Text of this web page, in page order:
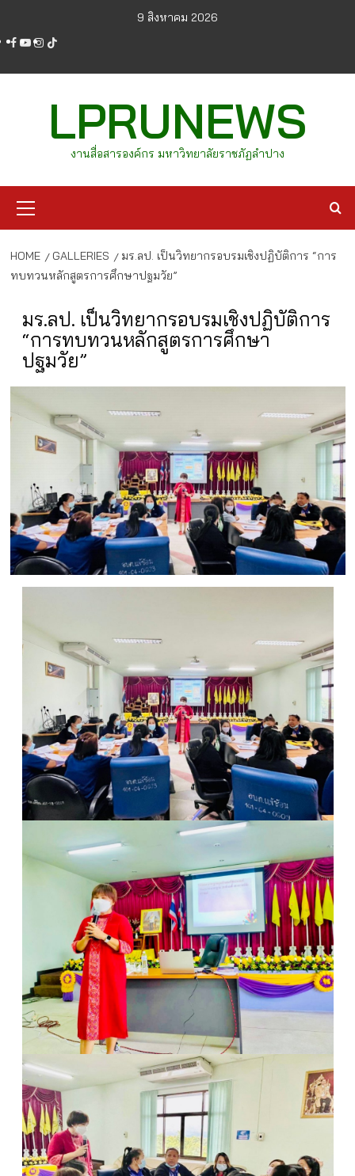
content
9 สิงหาคม 2026
facebook
youtube
instagram
tiktok
LPRUNEWS
งานสื่อสารองค์กร มหาวิทยาลัยราชภัฏลำปาง
Menu
HOME GALLERIES
มร.ลป. เป็นวิทยากรอบรมเชิงปฏิบัติการ “การ
ทบทวนหลักสูตรการศึกษาปฐมวัย”
มร.ลป. เป็นวิทยากรอบรมเชิงปฏิบัติการ
“การทบทวนหลักสูตรการศึกษา
ปฐมวัย”